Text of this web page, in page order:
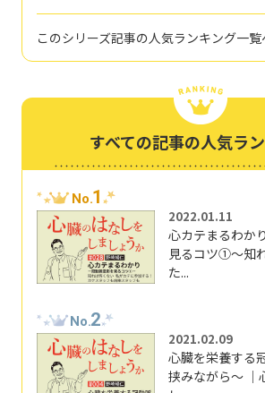
このシリーズ記事の人気ランキング一覧
すべての記事の人気ラ
No.1
2022.01.11
心カテまるわか
見るコツ①～知
た...
No.2
2021.02.09
心臓を栄養する
挟みながら～ ｜